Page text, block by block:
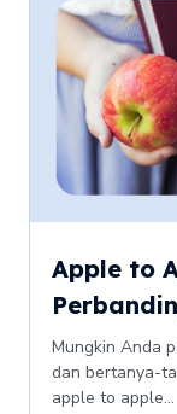
Apple to
Mungkin Anda
dan bertanya-
apple to apple...